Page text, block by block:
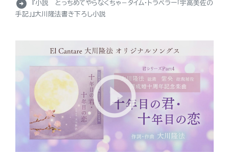
arrow_circle_right
『小説 とっちめてやらなくちゃ－タイム・トラベラー「宇高美佐の
手記」』大川隆法書き下ろし小説